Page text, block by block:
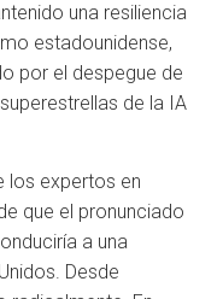
una resiliencia
estadounidense,
por el despegue de
de la IA
los expertos en
que el pronunciado
a una
Desde